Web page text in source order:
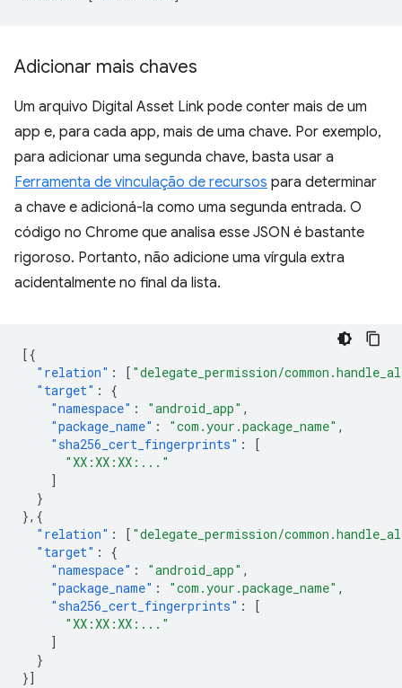
Adicionar mais chaves
Um arquivo Digital Asset Link pode conter mais de um
app e, para cada app, mais de uma chave. Por exemplo,
para adicionar uma segunda chave, basta usar a
Ferramenta de vinculação de recursos para determinar
a chave e adicioná-la como uma segunda entrada. O
código no Chrome que analisa esse JSON é bastante
rigoroso. Portanto, não adicione uma vírgula extra
acidentalmente no final da lista.
[{
"relation" : [ "delegate_permission/
"target" :
{
"namespace" : "android_app" ,
"package_name" : "com.your.package_name" ,
"sha256_cert_fingerprints" :
[
"XX:XX:XX:..."
]
}
},{
"relation" : [ "delegate_permission/
"target" :
{
"namespace" : "android_app" ,
"package_name" : "com.your.package_name" ,
"sha256_cert_fingerprints" :
[
"XX:XX:XX:..."
]
}
}]